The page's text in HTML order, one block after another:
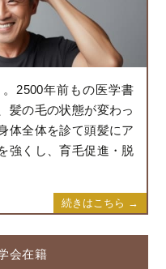
2500年前もの医学書
髪の毛の状態が変わっ
体全体を診て頭髪にア
強くし、育毛促進・脱
続きはこちら →
会在籍